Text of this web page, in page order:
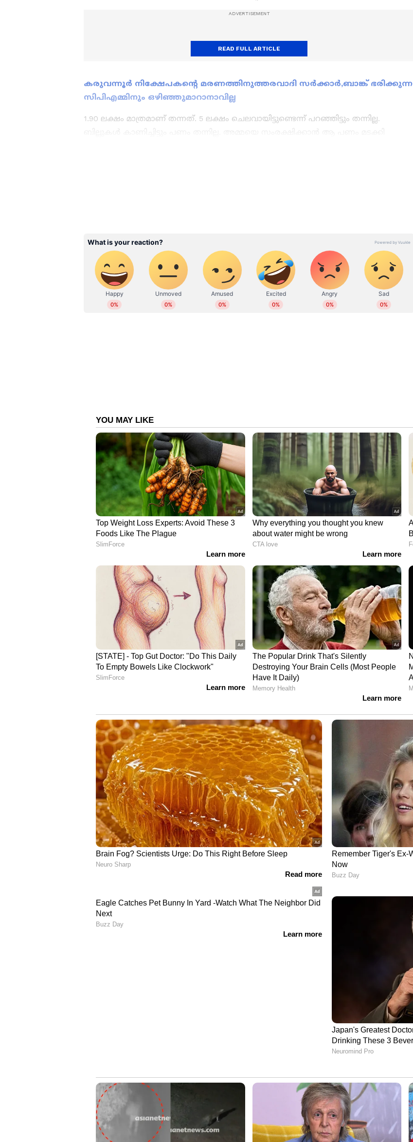
കരുവന്നൂര്‍ നിക്ഷേപകന്‍റെ മരണത്തിനുത്തരവാദി സര്‍ക്കാര്‍,ബാങ്ക് ഭരിക്കുന്ന
സിപിഎമ്മിനും ഒഴിഞ്ഞുമാറാനാവില്ല
1.90 ലക്ഷം മാത്രമാണ് തന്നത്. 5 ലക്ഷം ചെലവായിട്ടുണ്ടെന്ന് പറഞ്ഞിട്ടും തന്നില്ല.
'കരുവന്നൂർ ബാങ്കിനെ കരകയറ്റാനുള്ള ആത്മാർഥമായ പരിശ്രമം നടത്തുന്നു':
മന്ത്രി ആർ ബിന്ദു
https://www.youtube.com/watch?v=Ko18SgceYX8
READ FULL ARTICLE
ABOUT THE AUTHOR
WD Web Desk